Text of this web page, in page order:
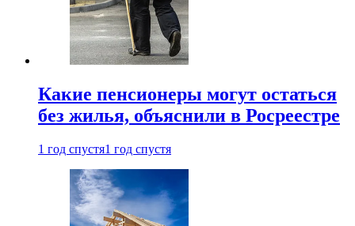
Какие пенсионеры могут остаться
без жилья, объяснили в Росреестре
1 год спустя1 год спустя